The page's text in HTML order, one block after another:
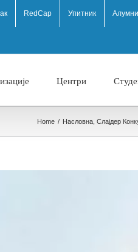
RedCap Упитник Алумни
Центри
Home / Насловна Слајдер